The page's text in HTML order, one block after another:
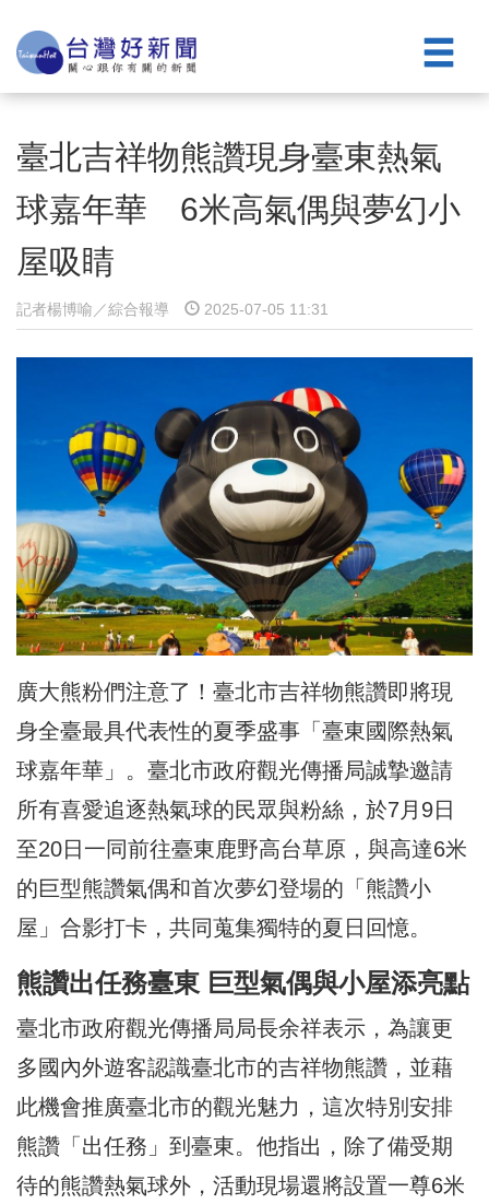
臺北吉祥物熊讚現身臺東熱氣
球嘉年華 6米高氣偶與夢幻小
屋吸睛
記者楊博喻／綜合報導 2025-07-05 11:31
廣大熊粉們注意了！臺北市吉祥物熊讚即將現
身全臺最具代表性的夏季盛事「臺東國際熱氣
球嘉年華」。臺北市政府觀光傳播局誠摯邀請
所有喜愛追逐熱氣球的民眾與粉絲，於7月9日
至20日一同前往臺東鹿野高台草原，與高達6米
的巨型熊讚氣偶和首次夢幻登場的「熊讚小
屋」合影打卡，共同蒐集獨特的夏日回憶。
熊讚出任務臺東 巨型氣偶與小屋添亮點
臺北市政府觀光傳播局局長余祥表示，為讓更
多國內外遊客認識臺北市的吉祥物熊讚，並藉
此機會推廣臺北市的觀光魅力，這次特別安排
熊讚「出任務」到臺東。他指出，除了備受期
待的熊讚熱氣球外，活動現場還將設置一尊6米